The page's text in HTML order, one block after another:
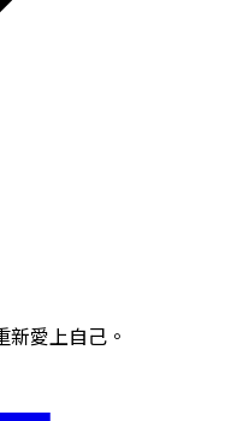
愛上自己。